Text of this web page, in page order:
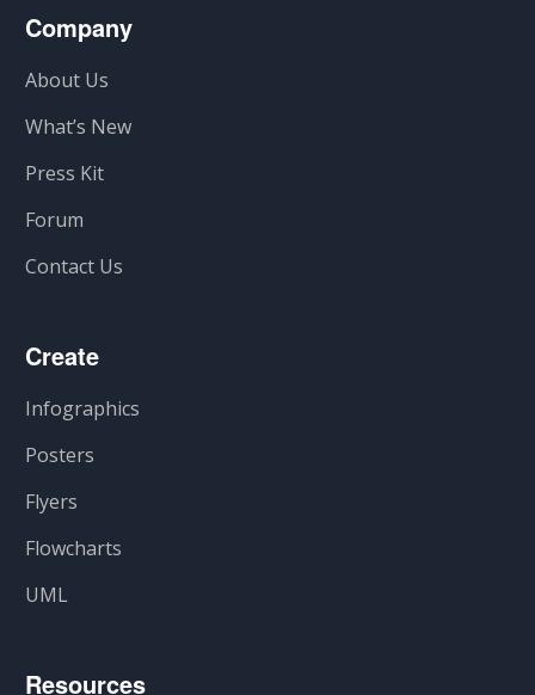
Company
About Us
What’s New
Press Kit
Forum
Contact Us
Create
Infographics
Posters
Flyers
Flowcharts
UML
Resources